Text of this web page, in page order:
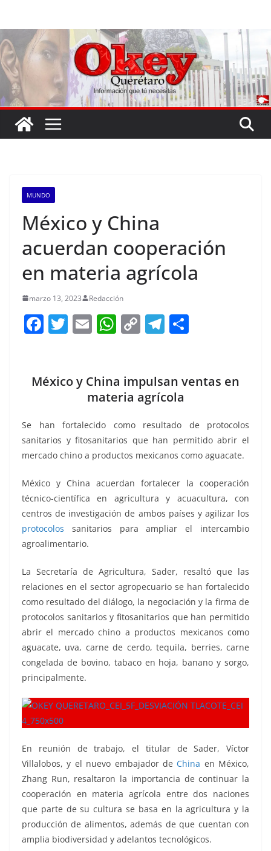
contenido
MUNDO
México y China
acuerdan cooperación
en materia agrícola
marzo 13, 2023 Redacción
F
e
o
o
k
T
er
E
l
W
s
A
p
p
C
y
Li
n
k
T
gr
a
m
e
México y China impulsan ventas en
materia agrícola
Se han fortalecido como resultado de protocolos
sanitarios y fitosanitarios que han permitido abrir el
mercado chino a productos mexicanos como aguacate.
México y China acuerdan fortalecer la cooperación
técnico-científica en agricultura y acuacultura, con
centros de investigación de ambos países y agilizar los
protocolos sanitarios para ampliar el intercambio
agroalimentario.
La Secretaría de Agricultura, Sader, resaltó que las
relaciones en el sector agropecuario se han fortalecido
como resultado del diálogo, la negociación y la firma de
protocolos sanitarios y fitosanitarios que han permitido
abrir el mercado chino a productos mexicanos como
aguacate, uva, carne de cerdo, tequila, berries, carne
congelada de bovino, tabaco en hoja, banano y sorgo,
principalmente.
En reunión de trabajo, el titular de Sader, Víctor
Villalobos, y el nuevo embajador de China en México,
Zhang Run, resaltaron la importancia de continuar la
cooperación en materia agrícola entre dos naciones
que parte de su cultura se basa en la agricultura y la
producción de alimentos, además de que cuentan con
amplia biodiversidad y adelantos tecnológicos.